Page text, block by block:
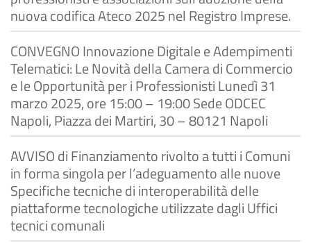
nuova codifica Ateco 2025 nel Registro Imprese.
CONVEGNO Innovazione Digitale e Adempimenti
Telematici: Le Novità della Camera di Commercio
e le Opportunità per i Professionisti Lunedì 31
marzo 2025, ore 15:00 – 19:00 Sede ODCEC
Napoli, Piazza dei Martiri, 30 – 80121 Napoli
AVVISO di Finanziamento rivolto a tutti i Comuni
in forma singola per l’adeguamento alle nuove
Specifiche tecniche di interoperabilità delle
piattaforme tecnologiche utilizzate dagli Uffici
tecnici comunali